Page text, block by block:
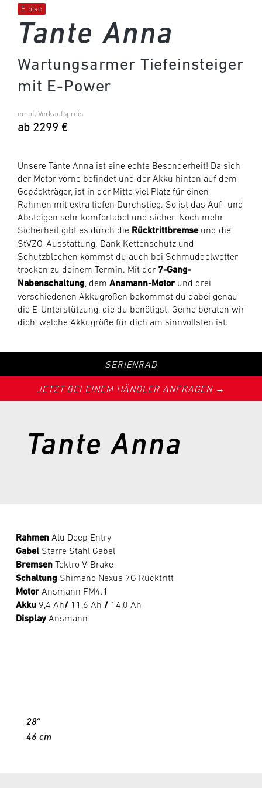
E-bike
Tante Anna
Wartungsarmer Tiefeinsteiger
mit E-Power
empf. Verkaufspreis:
ab 2299 €
Unsere Tante Anna ist eine echte Besonderheit! Da sich
der Motor vorne befindet und der Akku hinten auf dem
Gepäckträger, ist in der Mitte viel Platz für einen
Rahmen mit extra tiefen Durchstieg. So ist das Auf- und
Absteigen sehr komfortabel und sicher. Noch mehr
Sicherheit gibt es durch die Rücktrittbremseund die
StVZO-Ausstattung. Dank Kettenschutz und
Schutzblechen kommst du auch bei Schmuddelwetter
trocken zu deinem Termin. Mit der 7-Gang-
Nabenschaltung , dem Ansmann-Motorund drei
verschiedenen Akkugrößen bekommst du dabei genau
die E-Unterstützung, die du benötigst. Gerne beraten wir
dich, welche Akkugröße für dich am sinnvollsten ist.
SERIENRAD
JETZT BEI EINEM HÄNDLER ANFRAGEN →
Tante Anna
Rahmen Alu Deep Entry
Gabel Starre Stahl Gabel
Bremsen Tektro V-Brake
Schaltung Shimano Nexus 7G Rücktritt
Motor Ansmann FM4.1
Akku9,4 Ah/ 11,6 Ah / 14,0 Ah
Display Ansmann
28“
46 cm